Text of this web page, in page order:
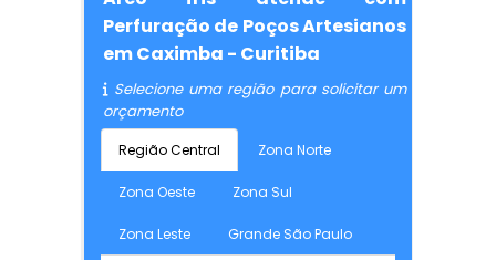
Perfuração de Poços Artesianos
em Caximba - Curitiba
Selecione uma região para solicitar um
orçamento
Região Central Zona Norte
Zona Oeste Zona Sul
Zona Leste Grande São Paulo